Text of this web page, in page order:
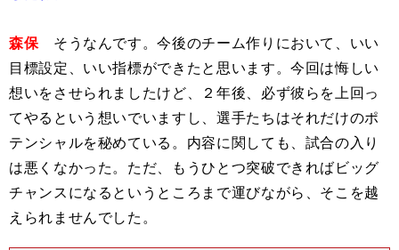
森保そうなんです。今後のチーム作りにおいて、いい
目標設定、いい指標ができたと思います。今回は悔しい
想いをさせられましたけど、２年後、必ず彼らを上回っ
てやるという想いでいますし、選手たちはそれだけのポ
テンシャルを秘めている。内容に関しても、試合の入り
は悪くなかった。ただ、もうひとつ突破できればビッグ
チャンスになるというところまで運びながら、そこを越
えられませんでした。